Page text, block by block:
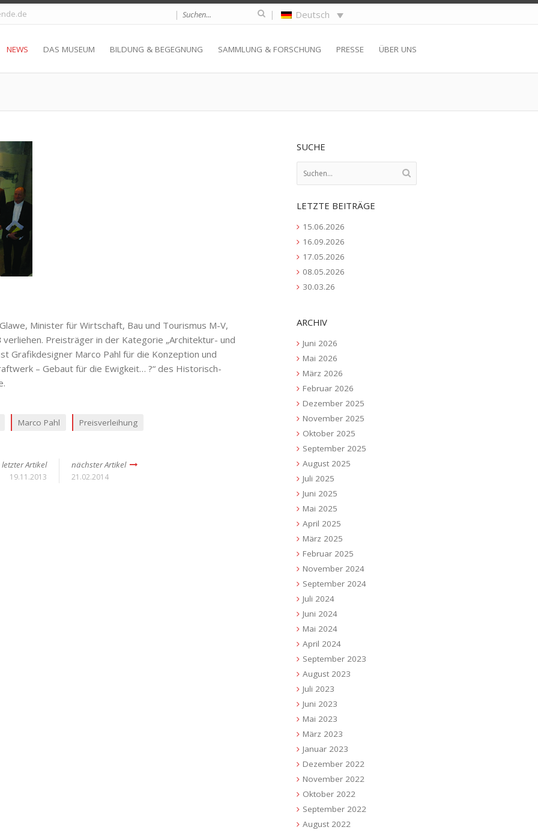
| | Deutsch
NEWS DAS MUSEUM BILDUNG & BEGEGNUNG SAMMLUNG & FORSCHUNG PRESSE ÜBER UNS
Minister für Wirtschaft, Bau und Tourismus M-V,
verliehen. Preisträger in der Kategorie „Architektur- und
Grafikdesigner Marco Pahl für die Konzeption und
– Gebaut für die Ewigkeit… ?“ des Historisch-
Marco Pahl Preisverleihung
letzter Artikel
19.11.2013
nächster Artikel
21.02.2014
SUCHE
LETZTE BEITRÄGE
15.06.2026
16.09.2026
17.05.2026
08.05.2026
30.03.26
ARCHIV
Juni 2026
Mai 2026
März 2026
Februar 2026
Dezember 2025
November 2025
Oktober 2025
September 2025
August 2025
Juli 2025
Juni 2025
Mai 2025
April 2025
März 2025
Februar 2025
November 2024
September 2024
Juli 2024
Juni 2024
Mai 2024
April 2024
September 2023
August 2023
Juli 2023
Juni 2023
Mai 2023
März 2023
Januar 2023
Dezember 2022
November 2022
Oktober 2022
September 2022
August 2022